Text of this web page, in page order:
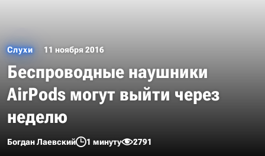
Слухи 11 ноября 2016
Беспроводные наушники
AirPods могут выйти через
неделю
Богдан Лаевский 1 минуту 2791